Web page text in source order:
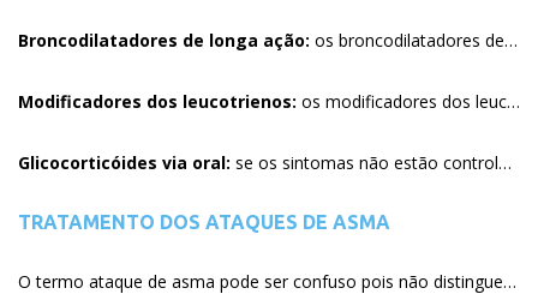
Broncodilatadores de longa ação: os broncodilatadores de longa ação são frequentemente recomendados, em combinação com os glicocorticóides inalados, para adultos com asma persistente. Broncodilatadores de longa ação (salmeterol, formoterol) são recomendados por agir por um período maior de tempo que os broncodilatadores de curta ação (por 12 horas ou mais). Um dispositivo que contenha ambos um glicocorticóide inalado e um broncodilatador de longa ação são preferidos (Alenia®, Foraseq®, Seretide®, Symbicort®)
Modificadores dos leucotrienos: os modificadores dos leucotrienos (tais como montelucaste) são uma alternativa para os glicocorticóides inalados. Os modificadores dos leucotrienos atuam ao abrir aos vias aéreas estreitadas, reduzindo a inflamação e a produção de muco. São tomados por via oral e tem muito poucos efeitos adversos. Entretanto, comparado aos glicocorticóides inalados, os modificadores dos leucotrienos são geralmente menos efetivos em controlar a asma.
Glicocorticóides via oral: se os sintomas não estão controlados com as medicações mencionadas, um glicocorticóide oral (ex: prednisona) pode ser adicionado para um determinado regime de tratamento. Preferencialmente essas medicações devem ser usadas pelo menor período de tempo possível (1 a 2 semanas). Nos pacientes com doses altas de glicocorticóides inalados associada a broncodilatadores de longa ação e necessidade de uso freqüente de glicocorticóide oral para controle dos sintomas estamos diante de uma caso de asma de difícil controle. Nesses casos, diagnósticos adicionais devem ser pesquisados como complicadores das crises de asma. Naqueles casos com componente alérgico importante (níveis altos de IgE – anticorpo específico da alergia) deve ser considerada a terapia com medicação subcutânea específica contra esse anticorpo (omalizumabe).
TRATAMENTO DOS ATAQUES DE ASMA
O termo ataque de asma pode ser confuso pois não distingue entre um aumento leve dos sintomas e um episódio grave com ameaça da vida. Os sintomas podem ser agravados por mudanças na qualidade do ar, resfriados comuns, exercício, exposição a alérgenos, ou mudanças climáticas. Esses disparadores podem causar sintomas leves, moderados ou graves. Qualquer dessas alterações pode ser considerada um ataque de asma.